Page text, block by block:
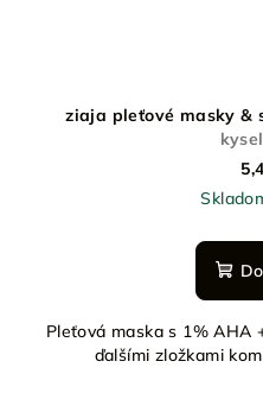
ziaja pleťové masky &
Pleťová maska s 1% AHA
ďalšími zložkami